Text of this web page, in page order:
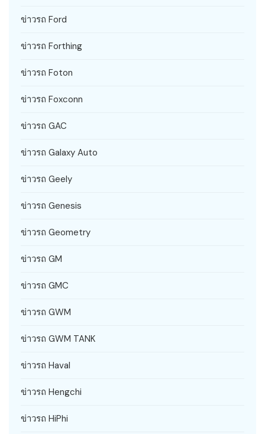
ข่าวรถ Ford
ข่าวรถ Forthing
ข่าวรถ Foton
ข่าวรถ Foxconn
ข่าวรถ GAC
ข่าวรถ Galaxy Auto
ข่าวรถ Geely
ข่าวรถ Genesis
ข่าวรถ Geometry
ข่าวรถ GM
ข่าวรถ GMC
ข่าวรถ GWM
ข่าวรถ GWM TANK
ข่าวรถ Haval
ข่าวรถ Hengchi
ข่าวรถ HiPhi